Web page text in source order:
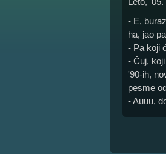
- E,
ha, jao
- Pa koji
- Čuj,
'90-ih,
pesme
- Auuu,